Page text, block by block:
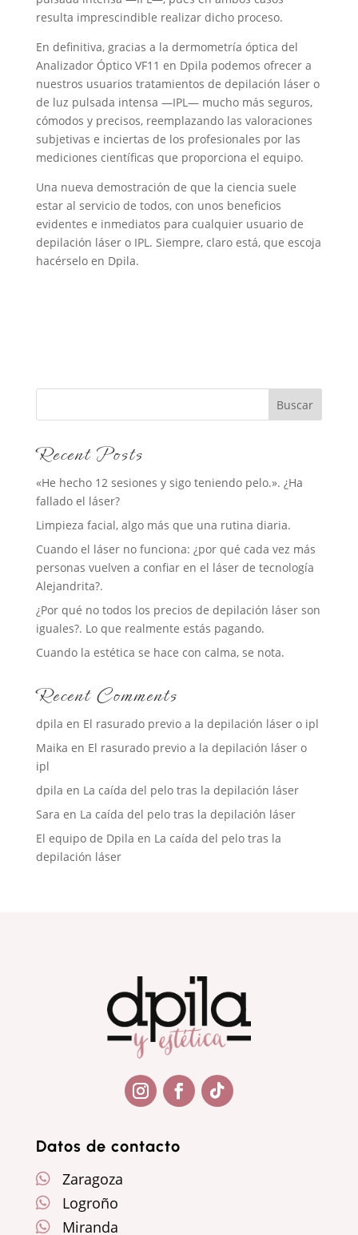
resulta imprescindible realizar dicho proceso.
En definitiva, gracias a la dermometría óptica del
Analizador Óptico VF11 en Dpila podemos ofrecer a
nuestros usuarios tratamientos de depilación láser o
de luz pulsada intensa —IPL— mucho más seguros,
cómodos y precisos, reemplazando las valoraciones
subjetivas e inciertas de los profesionales por las
mediciones científicas que proporciona el equipo.
Una nueva demostración de que la ciencia suele
estar al servicio de todos, con unos beneficios
evidentes e inmediatos para cualquier usuario de
depilación láser o IPL. Siempre, claro está, que escoja
hacérselo en Dpila.
Buscar
Recent Posts
«He hecho 12 sesiones y sigo teniendo pelo.». ¿Ha
fallado el láser?
Limpieza facial, algo más que una rutina diaria.
Cuando el láser no funciona: ¿por qué cada vez más
personas vuelven a confiar en el láser de tecnología
Alejandrita?.
¿Por qué no todos los precios de depilación láser son
iguales?. Lo que realmente estás pagando.
Cuando la estética se hace con calma, se nota.
Recent Comments
dpila en El rasurado previo a la depilación láser o ipl
Maika en El rasurado previo a la depilación láser o
ipl
dpila en La caída del pelo tras la depilación láser
Sara en La caída del pelo tras la depilación láser
El equipo de Dpila en La caída del pelo tras la
depilación láser
Datos de contacto
 Zaragoza
 Logroño
 Miranda